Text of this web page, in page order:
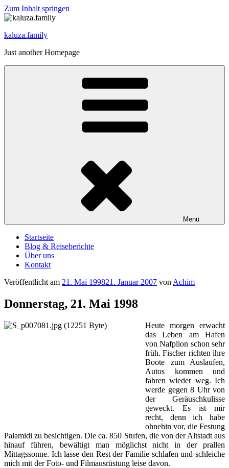
Zum Inhalt springen
kaluza.family
Just another Homepage
Menü
Startseite
Blog & Reiseberichte
Über uns
Kontakt
Veröffentlicht am 21. Mai 199821. Januar 2007 von Achim
Donnerstag, 21. Mai 1998
Heute morgen erwacht
das Leben am Hafen
von Nafplion schon sehr
früh. Fischer richten ihre
Boote zum Auslaufen,
Autos kommen und
fahren wieder weg. Ich
werde gegen 8 Uhr von
der Geräuschkulisse
geweckt. Es ist mir
recht, denn ich habe
ohnehin vor, die Festung
Palamidi zu besichtigen. Die ca. 850 Stufen, die von der Altstadt aus
hinauf führen, bewältigt man möglichst nicht in der prallen
Mittagssonne. Ich lasse den Rest der Familie schlafen und schleiche
mich mit der Foto- und Filmausrüstung leise davon.